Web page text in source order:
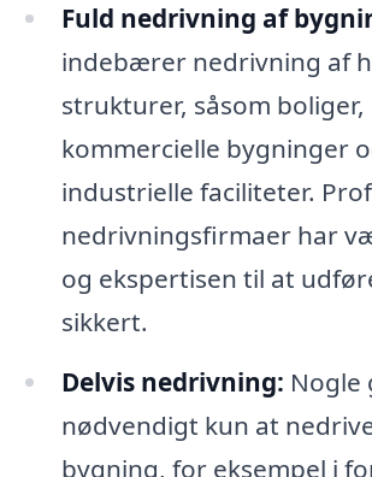
Fuld nedrivning af
indebærer nedrivning af
strukturer, såsom boliger,
kommercielle bygninger
industrielle faciliteter.
nedrivningsfirmaer har
og ekspertisen til at
sikkert.
Delvis nedrivning: Nogle
nødvendigt kun at
bygning, for eksempel i